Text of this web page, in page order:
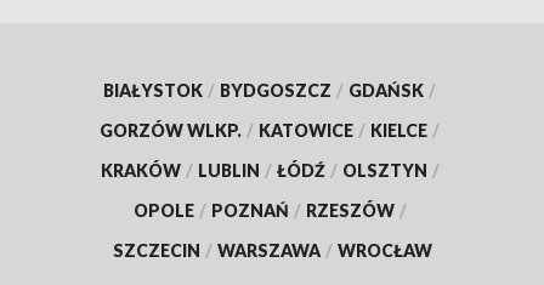
BIAŁYSTOK / BYDGOSZCZ / GDAŃSK /
GORZÓW WLKP. / KATOWICE / KIELCE /
KRAKÓW / LUBLIN / ŁÓDŹ / OLSZTYN /
OPOLE / POZNAŃ / RZESZÓW /
SZCZECIN / WARSZAWA / WROCŁAW